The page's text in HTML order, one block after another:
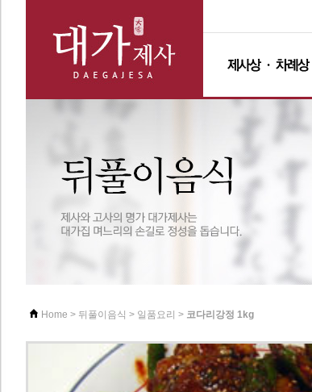
Home > 뒤풀이음식 > 일품요리 > 코다리강정 1kg